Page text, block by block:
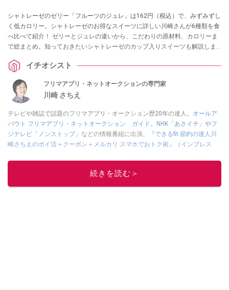
シャトレーゼのゼリー「フルーツのジュレ」は162円（税込）で、みずみずし
く低カロリー。シャトレーゼのお得なスイーツに詳しい川崎さんが6種類を食
べ比べて紹介！ ゼリーとジュレの違いから、こだわりの原材料、カロリーま
で総まとめ。知っておきたいシャトレーゼのカップ入りスイーツも解説しま
イチオシスト
フリマアプリ・ネットオークションの専門家
川崎 さちえ
テレビや雑誌で話題のフリマアプリ・オークション歴20年の達人。 オールア
バウト フリマアプリ・ネットオークション ガイド 。 NHK「あさイチ」 やフ
ジテレビ「ノンストップ」 などの情報番組に出演。
『できるfit 節約の達人川
崎さちえのポイ活＋クーポン＋メルカリ スマホでおトク術』（インプレス
的に稼ぐ！』（翔泳社刊）
■経歴：2003年、夫が子育てをするために、突然会社を辞める。翌月からの
続きを読む＞